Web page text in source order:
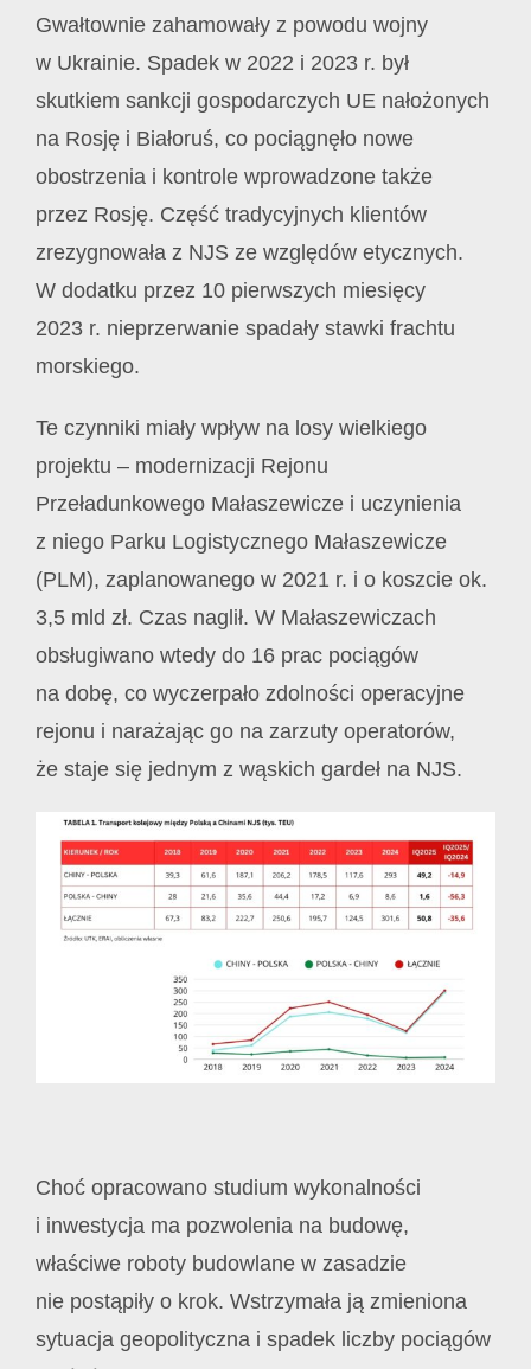
Gwałtownie zahamowały z powodu wojny
w Ukrainie. Spadek w 2022 i 2023 r. był
skutkiem sankcji gospodarczych UE nałożonych
na Rosję i Białoruś, co pociągnęło nowe
obostrzenia i kontrole wprowadzone także
przez Rosję. Część tradycyjnych klientów
zrezygnowała z NJS ze względów etycznych.
W dodatku przez 10 pierwszych miesięcy
2023 r. nieprzerwanie spadały stawki frachtu
morskiego.
Te czynniki miały wpływ na losy wielkiego
projektu – modernizacji Rejonu
Przeładunkowego Małaszewicze i uczynienia
z niego Parku Logistycznego Małaszewicze
(PLM), zaplanowanego w 2021 r. i o koszcie ok.
3,5 mld zł. Czas naglił. W Małaszewiczach
obsługiwano wtedy do 16 prac pociągów
na dobę, co wyczerpało zdolności operacyjne
rejonu i narażając go na zarzuty operatorów,
że staje się jednym z wąskich gardeł na NJS.
Choć opracowano studium wykonalności
i inwestycja ma pozwolenia na budowę,
właściwe roboty budowlane w zasadzie
nie postąpiły o krok. Wstrzymała ją zmieniona
sytuacja geopolityczna i spadek liczby pociągów